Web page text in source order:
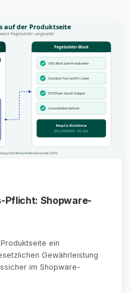
auf der Produktseite
Pagebuilder umgesetzt
Pagebuilder-Block
CMS-Block: jede Produktseite
Standard-Text und EU-Label
DE/EN per Sprach-Snippet
Garantielabel optional
EmpCo-Richtlinie
(EU) 2024/825 - Art. 22a
(Händlerbund Abmahnstudie 2025)
Pflicht: Shopware-
ein
Gewährleistung
im Shopware-